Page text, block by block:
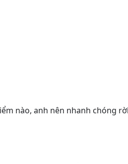
nào, anh nên nhanh chóng